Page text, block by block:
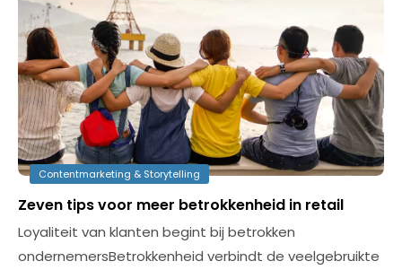
Contentmarketing & Storytelling
Zeven tips voor meer betrokkenheid in retail
Loyaliteit van klanten begint bij betrokken
ondernemersBetrokkenheid verbindt de veelgebruikte